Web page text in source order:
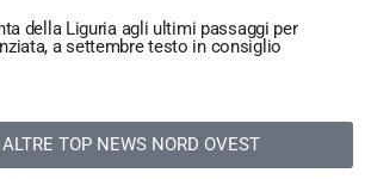
della Liguria agli ultimi passaggi per
a settembre testo in consiglio
TOP NEWS NORD OVEST